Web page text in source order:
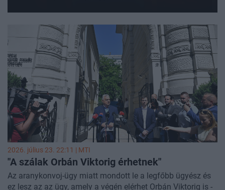
2026. július 23. 22:11 | MTI
"A szálak Orbán Viktorig érhetnek"
Az aranykonvoj-ügy miatt mondott le a legfőbb ügyész és
ez lesz az az ügy, amely a végén elérhet Orbán Viktorig is -